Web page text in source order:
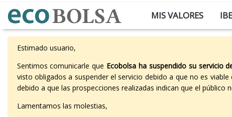
MIS VALORES
Estimado usuario,
Sentimos comunicarle que Ecobolsa ha suspendido su servicio
visto obligados a suspender el servicio debido a que no es
debido a que las prospecciones realizadas indican que el
Lamentamos las molestias,